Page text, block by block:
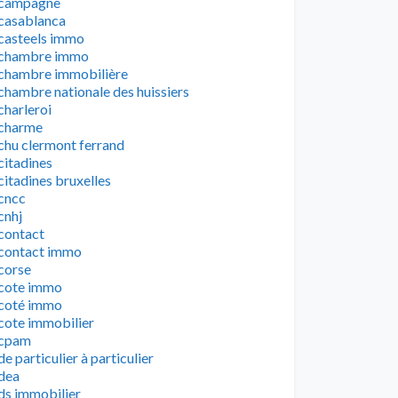
immo
immo
immobilière
nationale des huissiers
clermont ferrand
bruxelles
immo
immo
immo
immobilier
particulier à particulier
immobilier